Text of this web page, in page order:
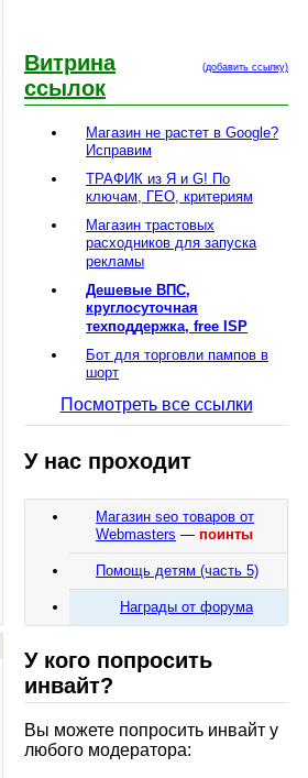
(добавить ссылку)
Витрина
ссылок
Магазин не растет в Google?
Исправим
ТРАФИК из Я и G! По
ключам, ГЕО, критериям
Магазин трастовых
расходников для запуска
рекламы
Дешевые ВПС,
круглосуточная
техподдержка, free ISP
Бот для торговли пампов в
шорт
Посмотреть все ссылки
У нас проходит
Магазин seo товаров от
Webmasters — поинты
Помощь детям (часть 5)
Награды от форума
У кого попросить
инвайт?
Вы можете попросить инвайт у
любого модератора: